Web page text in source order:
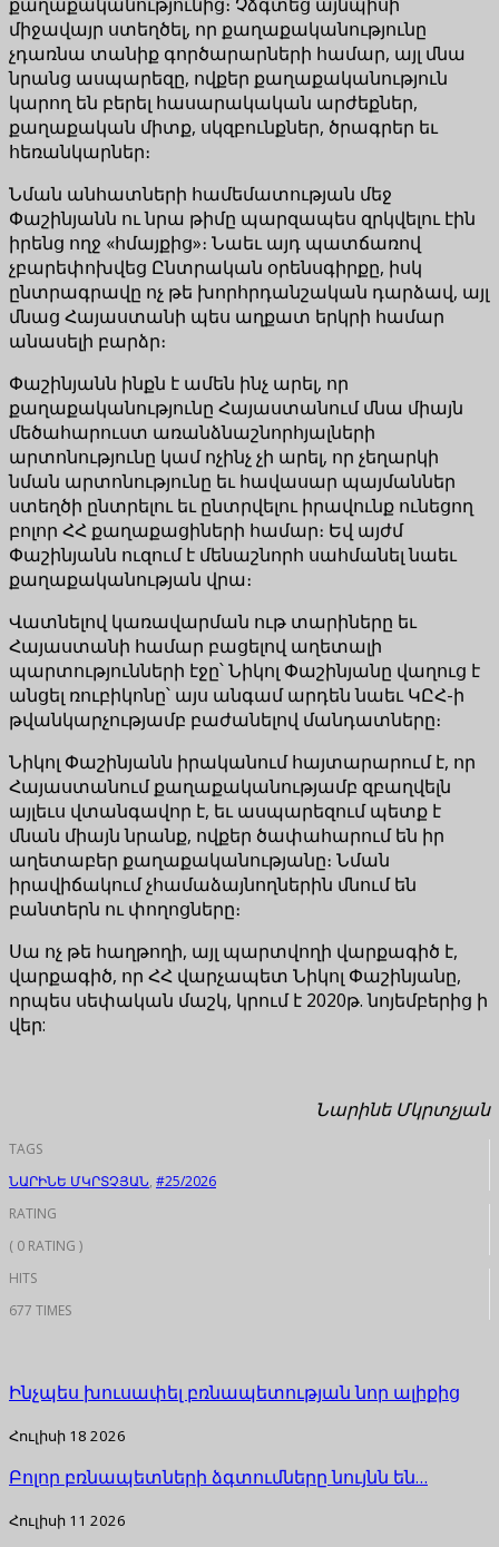
միջավայր ստեղծել, որ քաղաքականությունը
չդառնա տանիք գործարարների համար, այլ մնա
նրանց ասպարեզը, ովքեր քաղաքականություն
կարող են բերել հասարակական արժեքներ,
քաղաքական միտք, սկզբունքներ, ծրագրեր եւ
հեռանկարներ։
Նման անհատների համեմատության մեջ
Փաշինյանն ու նրա թիմը պարզապես զրկվելու էին
իրենց ողջ «հմայքից»։ Նաեւ այդ պատճառով
չբարեփոխվեց Ընտրական օրենսգիրքը, իսկ
ընտրագրավը ոչ թե խորհրդանշական դարձավ, այլ
մնաց Հայաստանի պես աղքատ երկրի համար
անասելի բարձր։
Փաշինյանն ինքն է ամեն ինչ արել, որ
քաղաքականությունը Հայաստանում մնա միայն
մեծահարուստ առանձնաշնորհյալների
արտոնությունը կամ ոչինչ չի արել, որ չեղարկի
նման արտոնությունը եւ հավասար պայմաններ
ստեղծի ընտրելու եւ ընտրվելու իրավունք ունեցող
բոլոր ՀՀ քաղաքացիների համար։ Եվ այժմ
Փաշինյանն ուզում է մենաշնորհ սահմանել նաեւ
քաղաքականության վրա։
Վատնելով կառավարման ութ տարիները եւ
Հայաստանի համար բացելով աղետալի
պարտությունների էջը՝ Նիկոլ Փաշինյանը վաղուց է
անցել ռուբիկոնը՝ այս անգամ արդեն նաեւ ԿԸՀ-ի
թվանկարչությամբ բաժանելով մանդատները։
Նիկոլ Փաշինյանն իրականում հայտարարում է, որ
Հայաստանում քաղաքականությամբ զբաղվելն
այլեւս վտանգավոր է, եւ ասպարեզում պետք է
մնան միայն նրանք, ովքեր ծափահարում են իր
աղետաբեր քաղաքականությանը։ Նման
իրավիճակում չհամաձայնողներին մնում են
բանտերն ու փողոցները։
Սա ոչ թե հաղթողի, այլ պարտվողի վարքագիծ է,
վարքագիծ, որ ՀՀ վարչապետ Նիկոլ Փաշինյանը,
որպես սեփական մաշկ, կրում է 2020թ. նոյեմբերից ի
վեր:
Նարինե Մկրտչյան
TAGS
ՆԱՐԻՆԵ ՄԿՐՏՉՅԱՆ, #25/2026
RATING
( 0 RATING )
HITS
677 TIMES
Ինչպես խուսափել բռնապետության նոր ալիքից
Հուլիսի 18 2026
Բոլոր բռնապետների ձգտումները նույնն են…
Հուլիսի 11 2026